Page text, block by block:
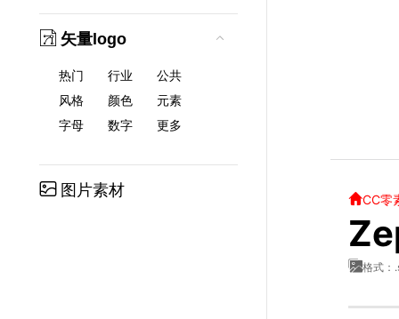
矢量logo
热门 行业
公共
风格
颜色
元素
字母
数字 更多
图片素材
CC零
格式：